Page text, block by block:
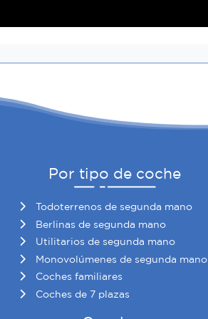
Por tipo de coche
Todoterrenos de segunda mano
Berlinas de segunda mano
Utilitarios de segunda mano
Monovolúmenes de segunda mano
Coches familiares
Coches de 7 plazas